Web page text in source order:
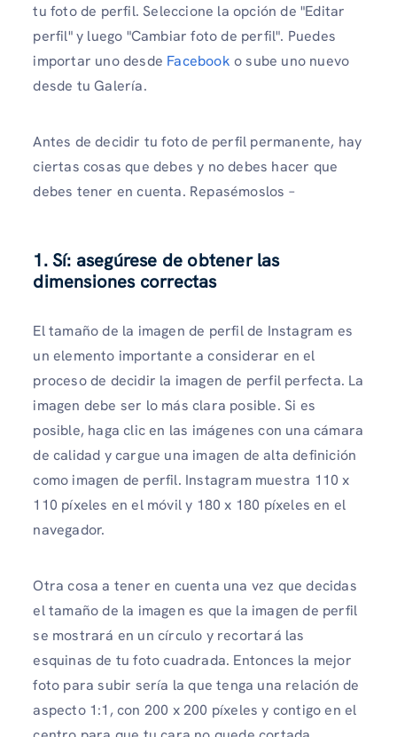
tu foto de perfil. Seleccione la opción de "Editar
perfil" y luego "Cambiar foto de perfil". Puedes
importar uno desde Facebook o sube uno nuevo
desde tu Galería.
Antes de decidir tu foto de perfil permanente, hay
ciertas cosas que debes y no debes hacer que
debes tener en cuenta. Repasémoslos –
1. Sí: asegúrese de obtener las
dimensiones correctas
El tamaño de la imagen de perfil de Instagram es
un elemento importante a considerar en el
proceso de decidir la imagen de perfil perfecta. La
imagen debe ser lo más clara posible. Si es
posible, haga clic en las imágenes con una cámara
de calidad y cargue una imagen de alta definición
como imagen de perfil. Instagram muestra 110 x
110 píxeles en el móvil y 180 x 180 píxeles en el
navegador.
Otra cosa a tener en cuenta una vez que decidas
el tamaño de la imagen es que la imagen de perfil
se mostrará en un círculo y recortará las
esquinas de tu foto cuadrada. Entonces la mejor
foto para subir sería la que tenga una relación de
aspecto 1:1, con 200 x 200 píxeles y contigo en el